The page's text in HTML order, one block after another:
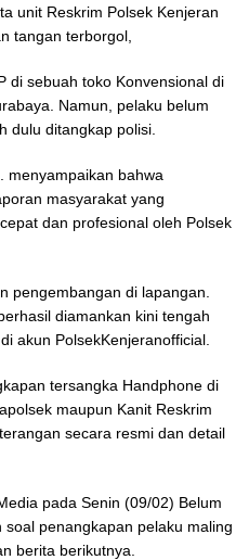
unit Reskrim Polsek Kenjeran
tangan terborgol,
di sebuah toko Konvensional di
Namun, pelaku belum
dulu ditangkap polisi.
menyampaikan bahwa
masyarakat yang
dan profesional oleh Polsek
pengembangan di lapangan.
diamankan kini tengah
akun PolsekKenjeranofficial.
tersangka Handphone di
maupun Kanit Reskrim
secara resmi dan detail
pada Senin (09/02) Belum
penangkapan pelaku maling
berita berikutnya.